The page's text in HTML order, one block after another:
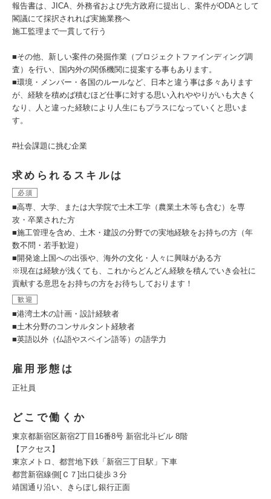
報告書は、JICA、外務省および先方政府に提出し、案件がODAとして
閣議にて採択されれば実施業務へ
施工監理まで一貫して行う
■その他、新しい案件の発掘作業（プロジェクトファインディング調
査）を行い、国内外の関係機関に提案する事もあります。
■環境・メンバー・各国のルールなど、日本と違う事は多々あります
が、経験を積めば積むほど仕事に対する思い入れややりがいも大きく
なり、人と違った経験により人生にもプラスになっていくと思いま
す。
#社会課題に挑む企業
求められるスキルは
必須
■高専、大学、または大学院で土木工学（農業土木等も含む）を専
攻・卒業された方
■施工管理を含め、土木・建設の分野での実地経験をお持ちの方（年
数不問・若手歓迎）
■開発途上国への出張や、海外の文化・人々に興味がある方
※現在は経験が浅くても、これからどんどん経験を積んでいき会社に
貢献する意思をお持ちの方をお待ちしております！
歓迎
■港湾土木の計画・設計経験者
■土木分野のコンサルタント経験者
■英語以外（仏語やスペイン語等）の語学力
雇用形態は
正社員
どこで働くか
東京都新宿区新宿2丁目16番8号 新宿北斗ビル 8階
【アクセス】
東京メトロ、都営地下鉄「新宿三丁目駅」下車
都営新宿線側[Ｃ７]出口徒歩３分
靖国通り沿い、きらぼし銀行正面